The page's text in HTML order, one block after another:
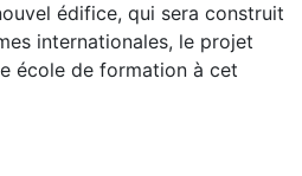
édifice, qui sera construit
internationales, le projet
école de formation à cet